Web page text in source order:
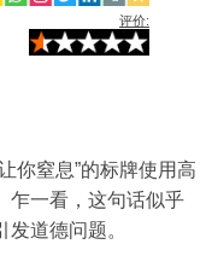
评价:
你窒息”的标牌使用高
乍一看，这句话似乎
道德问题。